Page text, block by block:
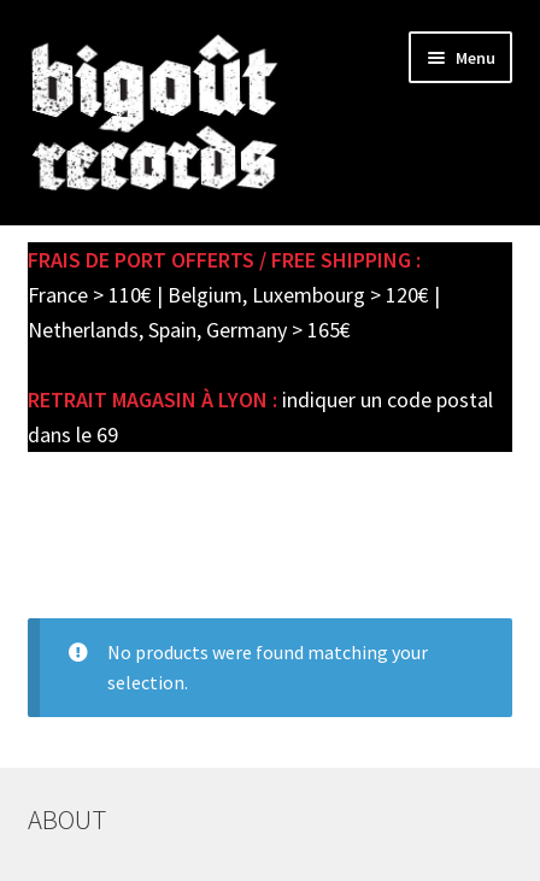
Skip
to
navigation
Skip
to
content
Menu
SHOP
child
PRE-ORDERS
FRAIS DE PORT OFFERTS / FREE SHIPPING :
France > 110€ | Belgium, Luxembourg > 120€ |
Netherlands, Spain, Germany > 165€
RETRAIT MAGASIN À LYON : indiquer un code postal
dans le 69
No products were found matching your
selection.
ABOUT